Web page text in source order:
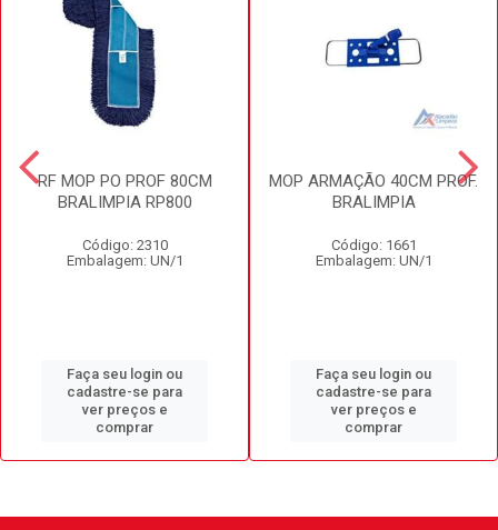
RF MOP PO PROF 80CM
BRALIMPIA RP800
Código: 2310
Embalagem: UN/1
Faça seu login ou
cadastre-se para
ver preços e
comprar
MOP ARMAÇÃO 40CM PROF.
BRALIMPIA
Código: 1661
Embalagem: UN/1
Faça seu login ou
cadastre-se para
ver preços e
comprar